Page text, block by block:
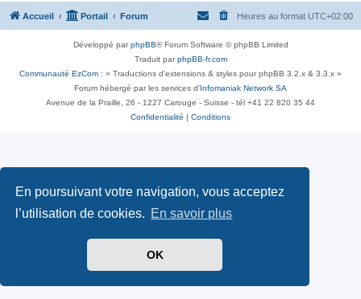
En poursuivant votre navigation, vous acceptez
l’utilisation de cookies. En savoir plus
OK
Accueil Portail Forum Heures au format UTC+02:00
Développé parphpBB® Forum Software © phpBB Limited
Traduit parphpBB-fr.com
Communauté EzCom : « Traductions d'extensions & styles pour phpBB 3.2.x & 3.3.x »
Forum hébergé par les services d’ Infomaniak Network SA
Avenue de la Praille, 26 - 1227 Carouge - Suisse - tél +41 22 820 35 44
Confidentialité
Conditions